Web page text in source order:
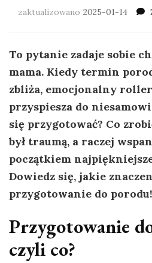
zaktualizowano 2025-01-14
To pytanie zadaje sobie
mama. Kiedy termin
zbliża, emocjonalny
przyspiesza do
się przygotować? Co
był traumą, a raczej
początkiem
Dowiedz się, jakie
przygotowanie do porodu!
Przygotowanie
czyli co?